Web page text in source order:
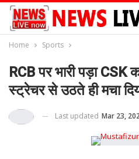
Home Sports
RCB पर भारी पड़ा CSK
स्ट्रेचर से उठते ही मचा
Last updated Mar 23,